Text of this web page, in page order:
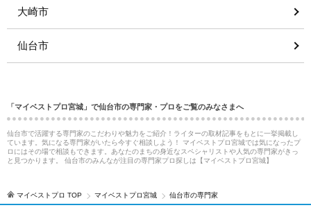
大崎市
仙台市
「マイベストプロ宮城」で仙台市の専門家・プロをご覧のみなさまへ
仙台市で活躍する専門家のこだわりや魅力をご紹介！ライターの取材記事をもとに一挙掲載し
ています。気になる専門家がいたら今すぐ相談しよう！ マイベストプロ宮城では気になったプ
ロにはその場で相談もできます。あなたのまちの身近なスペシャリストや人気の専門家がきっ
と見つかります。 仙台市のみんなが注目の専門家プロ探しは【マイベストプロ宮城】
マイベストプロ TOP マイベストプロ宮城 仙台市の専門家